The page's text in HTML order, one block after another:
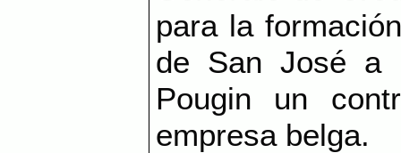
para la
de San José a
Pougin un
empresa belga.